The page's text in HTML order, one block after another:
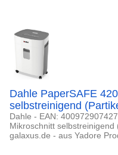
Dahle PaperSAFE
selbstreinigend
Dahle - EAN:
Mikroschnitt
galaxus.de - aus Yadore